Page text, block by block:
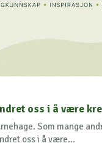
oss i å være
Som mange
oss i å være...